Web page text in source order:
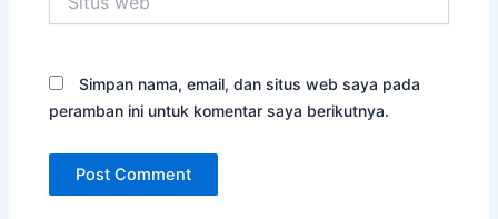
web
Simpan nama, email, dan situs web saya pada
peramban ini untuk komentar saya berikutnya.